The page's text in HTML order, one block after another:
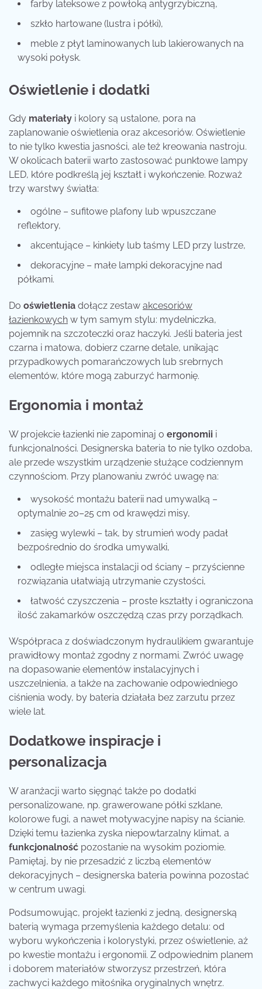
farby lateksowe z powłoką antygrzybiczną,
szkło hartowane (lustra i półki),
meble z płyt laminowanych lub lakierowanych na
wysoki połysk.
Oświetlenie i dodatki
Gdy materiały i kolory są ustalone, pora na
zaplanowanie oświetlenia oraz akcesoriów. Oświetlenie
to nie tylko kwestia jasności, ale też kreowania nastroju.
W okolicach baterii warto zastosować punktowe lampy
LED, które podkreślą jej kształt i wykończenie. Rozważ
trzy warstwy światła:
ogólne – sufitowe plafony lub wpuszczane
reflektory,
akcentujące – kinkiety lub taśmy LED przy lustrze,
dekoracyjne – małe lampki dekoracyjne nad
półkami.
Do oświetlenia dołącz zestaw akcesoriów
łazienkowych w tym samym stylu: mydelniczka,
pojemnik na szczoteczki oraz haczyki. Jeśli bateria jest
czarna i matowa, dobierz czarne detale, unikając
przypadkowych pomarańczowych lub srebrnych
elementów, które mogą zaburzyć harmonię.
Ergonomia i montaż
W projekcie łazienki nie zapominaj o ergonomii i
funkcjonalności. Designerska bateria to nie tylko ozdoba,
ale przede wszystkim urządzenie służące codziennym
czynnościom. Przy planowaniu zwróć uwagę na:
wysokość montażu baterii nad umywalką –
optymalnie 20–25 cm od krawędzi misy,
zasięg wylewki – tak, by strumień wody padał
bezpośrednio do środka umywalki,
odległe miejsca instalacji od ściany – przyścienne
rozwiązania ułatwiają utrzymanie czystości,
łatwość czyszczenia – proste kształty i ograniczona
ilość zakamarków oszczędzą czas przy porządkach.
Współpraca z doświadczonym hydraulikiem gwarantuje
prawidłowy montaż zgodny z normami. Zwróć uwagę
na dopasowanie elementów instalacyjnych i
uszczelnienia, a także na zachowanie odpowiedniego
ciśnienia wody, by bateria działała bez zarzutu przez
wiele lat.
Dodatkowe inspiracje i
personalizacja
W aranżacji warto sięgnąć także po dodatki
personalizowane, np. grawerowane półki szklane,
kolorowe fugi, a nawet motywacyjne napisy na ścianie.
Dzięki temu łazienka zyska niepowtarzalny klimat, a
funkcjonalność pozostanie na wysokim poziomie.
Pamiętaj, by nie przesadzić z liczbą elementów
dekoracyjnych – designerska bateria powinna pozostać
w centrum uwagi.
Podsumowując, projekt łazienki z jedną, designerską
baterią wymaga przemyślenia każdego detalu: od
wyboru wykończenia i kolorystyki, przez oświetlenie, aż
po kwestie montażu i ergonomii. Z odpowiednim planem
i doborem materiałów stworzysz przestrzeń, która
zachwyci każdego miłośnika oryginalnych wnętrz.